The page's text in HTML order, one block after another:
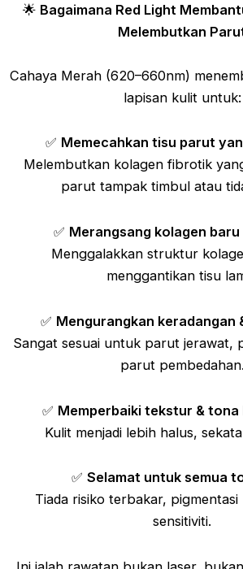
🌟 Bagaimana Red Light
Melembutkan
Cahaya Merah (620–660nm)
lapisan kulit untuk:
✅ Memecahkan tisu parut
Melembutkan kolagen fibrotik
parut tampak timbul atau
✅ Merangsang kolagen
Menggalakkan struktur
menggantikan tisu
✅ Mengurangkan keradangan
Sangat sesuai untuk parut jerawat,
parut pembedahan.
✅ Memperbaiki tekstur & tona
Kulit menjadi lebih halus,
✅ Selamat untuk semua
Tiada risiko terbakar,
sensitiviti.